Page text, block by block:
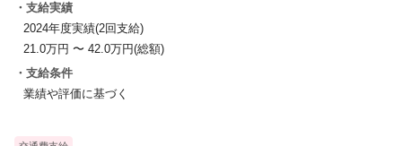
<朝出社>
お客様をお迎えする準備をします。清掃や朝礼等で連絡事項の伝
達等を行います。
完全予約制で1日の予定があらかじめ決まっているため、本日のお
・支給実績
2024年度実績(2回支給)
21.0万円 〜 42.0万円(総額)
・支給条件
業績や評価に基づく